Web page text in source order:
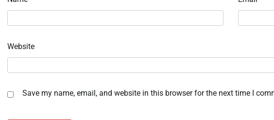
Website
Save my name, email, and website in this browser for the next time I